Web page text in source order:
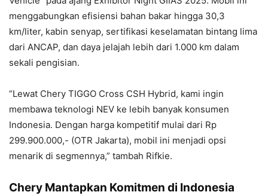
menggabungkan efisiensi bahan bakar hingga 30,3
km/liter, kabin senyap, sertifikasi keselamatan bintang lima
dari ANCAP, dan daya jelajah lebih dari 1.000 km dalam
sekali pengisian.
“Lewat Chery TIGGO Cross CSH Hybrid, kami ingin
membawa teknologi NEV ke lebih banyak konsumen
Indonesia. Dengan harga kompetitif mulai dari Rp
299.900.000,- (OTR Jakarta), mobil ini menjadi opsi
menarik di segmennya,” tambah Rifkie.
Chery Mantapkan Komitmen di Indonesia